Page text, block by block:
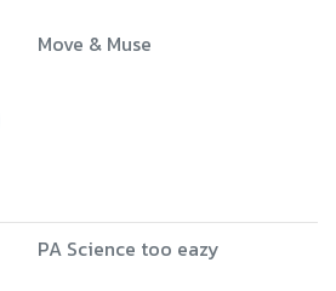
Move & Muse
PA Science too eazy